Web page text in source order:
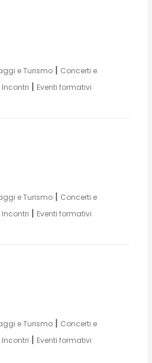
e Turismo | Concerti e
Incontri | Eventi formativi
e Turismo | Concerti e
Incontri | Eventi formativi
e Turismo | Concerti e
Incontri | Eventi formativi